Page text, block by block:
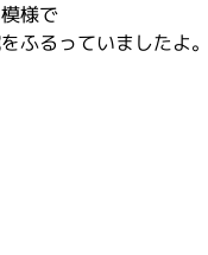
様で
ふるっていましたよ。